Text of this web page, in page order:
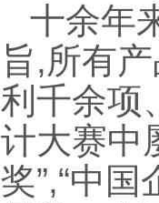
十余年
旨,所有
利千余项
计大赛中
奖”,“中